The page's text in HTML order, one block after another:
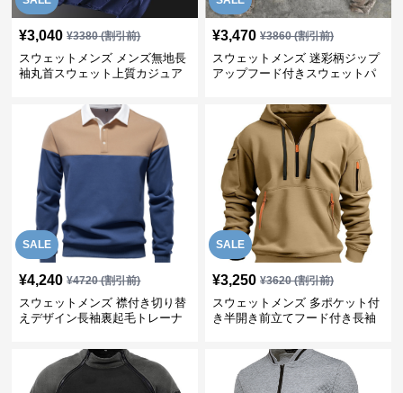
¥3,040 ¥3380(割引前)
スウェットメンズ メンズ無地長
袖丸首スウェット上質カジュア
¥3,470 ¥3860(割引前)
スウェットメンズ 迷彩柄ジップ
アップフード付きスウェットパ
SALE
¥4,240 ¥4720(割引前)
スウェットメンズ 襟付き切り替
えデザイン長袖裏起毛トレーナ
SALE
¥3,250 ¥3620(割引前)
スウェットメンズ 多ポケット付
き半開き前立てフード付き長袖